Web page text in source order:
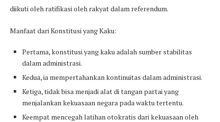
diikuti oleh ratifikasi oleh rakyat dalam referendum.
Manfaat dari Konstitusi yang Kaku:
Pertama, konstitusi yang kaku adalah sumber stabilitas
dalam administrasi.
Kedua, ia mempertahankan kontinuitas dalam administrasi.
Ketiga, tidak bisa menjadi alat di tangan partai yang
menjalankan kekuasaan negara pada waktu tertentu.
Keempat mencegah latihan otokratis dari kekuasaan oleh